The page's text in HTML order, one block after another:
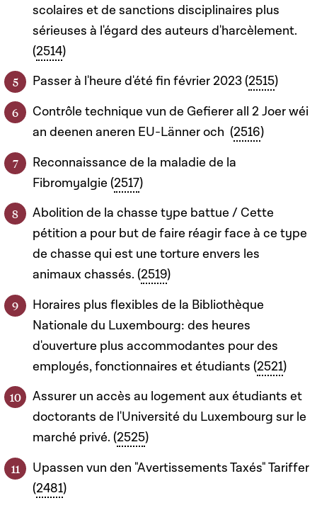
scolaires et de sanctions disciplinaires plus
sérieuses à l'égard des auteurs d'harcèlement.
(2514)
Passer à l'heure d'été fin février 2023 (2515)
Contrôle technique vun de Gefierer all 2 Joer wéi
an deenen aneren EU-Länner och (2516)
Reconnaissance de la maladie de la
Fibromyalgie (2517)
Abolition de la chasse type battue / Cette
pétition a pour but de faire réagir face à ce type
de chasse qui est une torture envers les
animaux chassés. (2519)
Horaires plus flexibles de la Bibliothèque
Nationale du Luxembourg: des heures
d'ouverture plus accommodantes pour des
employés, fonctionnaires et étudiants (2521)
Assurer un accès au logement aux étudiants et
doctorants de l'Université du Luxembourg sur le
marché privé. (2525)
Upassen vun den "Avertissements Taxés" Tariffer
(2481)